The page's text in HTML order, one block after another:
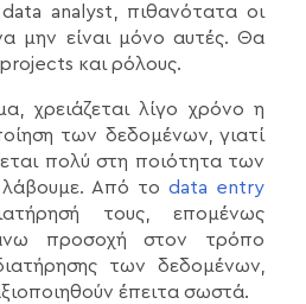
data analyst, πιθανότατα οι
μην είναι μόνο αυτές. Θα
και ρόλους.
χρειάζεται λίγο χρόνο η
των δεδομένων, γιατί
πολύ στη ποιότητα των
Από τοdata entry
τους, επομένως
προσοχή στον τρόπο
των δεδομένων,
έπειτα σωστά.